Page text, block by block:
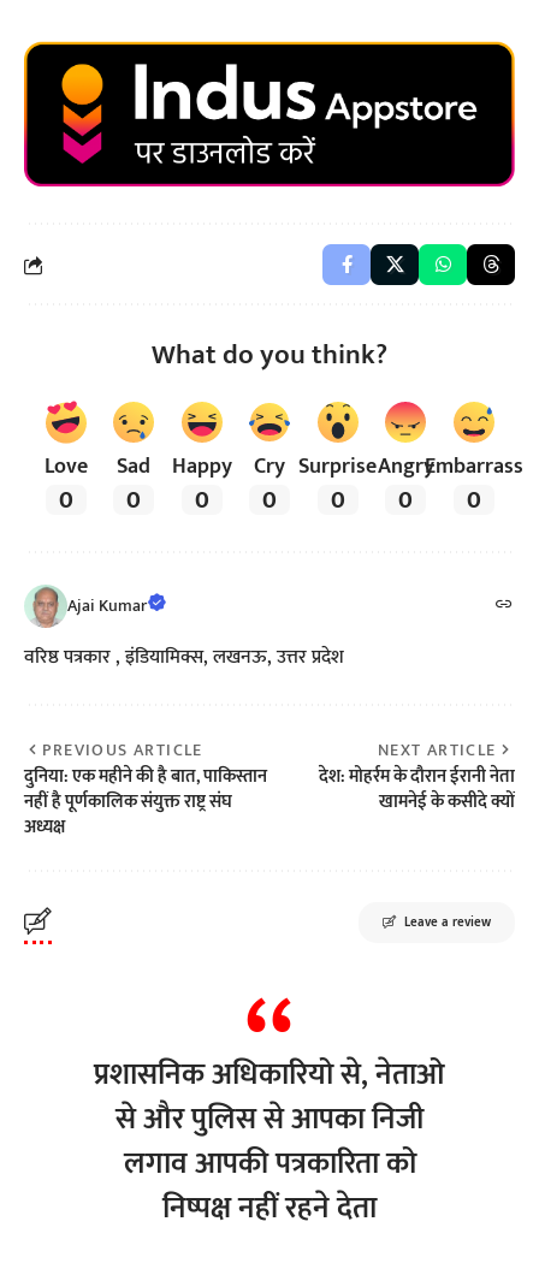
What do you think?
Love
0
Sad
0
Happy
0
Cry
0
Surprise
0
Angry
0
Embarrass
0
Ajai Kumar
वरिष्ठ पत्रकार , इंडियामिक्स, लखनऊ, उत्तर प्रदेश
PREVIOUS ARTICLE
दुनिया: एक महीने की है बात, पाकिस्तान
नहीं है पूर्णकालिक संयुक्त राष्ट्र संघ
अध्यक्ष
NEXT ARTICLE
देश: मोहर्रम के दौरान ईरानी नेता
खामनेई के कसीदे क्यों
Leave a review
प्रशासनिक अधिकारियो से, नेताओ
से और पुलिस से आपका निजी
लगाव आपकी पत्रकारिता को
निष्पक्ष नहीं रहने देता